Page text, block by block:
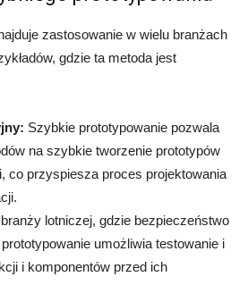
zastosowanie w wielu branżach
gdzie ta metoda jest
Szybkie prototypowanie pozwala
na szybkie tworzenie prototypów
co przyspiesza proces projektowania
lotniczej, gdzie bezpieczeństwo
umożliwia testowanie i
i komponentów przed ich